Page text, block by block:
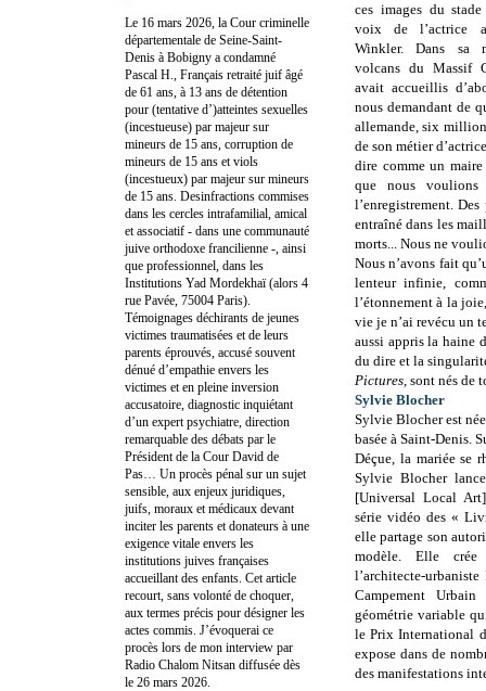
ces images du
voix de l’actrice
Winkler. Dans sa
volcans du Massif
avait accueillis
nous demandant de
allemande, six
de son métier
dire comme un
que nous voulions
l’enregistrement.
entraîné dans les
morts... Nous ne
Nous n’avons fait
lenteur infinie,
l’étonnement à la
vie je n’ai revécu un
aussi appris la haine
du dire et la
Pictures, sont nés de
Sylvie Blocher
Sylvie Blocher est
basée à Saint-Denis.
Déçue, la mariée se
Sylvie Blocher
[Universal Local
série vidéo des «
elle partage son
modèle. Elle
l’architecte-
Campement
géométrie variable
le Prix International
expose dans de
des manifestations
Le 16 mars 2026, la Cour criminelle
départementale de Seine-Saint-
Denis à Bobigny a condamné
Pascal H., Français retraité juif âgé
de 61 ans, à 13 ans de détention
pour (tentative d’)atteintes sexuelles
(incestueuse) par majeur sur
mineurs de 15 ans, corruption de
mineurs de 15 ans et viols
(incestueux) par majeur sur mineurs
de 15 ans. Desinfractions commises
dans les cercles intrafamilial, amical
et associatif - dans une communauté
juive orthodoxe francilienne -, ainsi
que professionnel, dans les
Institutions Yad Mordekhaï (alors 4
rue Pavée, 75004 Paris).
Témoignages déchirants de jeunes
victimes traumatisées et de leurs
parents éprouvés, accusé souvent
dénué d’empathie envers les
victimes et en pleine inversion
accusatoire, diagnostic inquiétant
d’un expert psychiatre, direction
remarquable des débats par le
Président de la Cour David de
Pas… Un procès pénal sur un sujet
sensible, aux enjeux juridiques,
juifs, moraux et médicaux devant
inciter les parents et donateurs à une
exigence vitale envers les
institutions juives françaises
accueillant des enfants. Cet article
recourt, sans volonté de choquer,
aux termes précis pour désigner les
actes commis. J’évoquerai ce
procès lors de mon interview par
Radio Chalom Nitsan diffusée dès
le 26 mars 2026.